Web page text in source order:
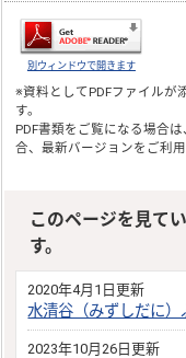
別ウィンドウで開きます
※資料としてPDFファイルが
す。
PDF書類をご覧になる場合は
合、最新バージョンをご利用
このページを見て
す。
2020年4月1日更新
水清谷（みずしだに
2023年10月26日更新